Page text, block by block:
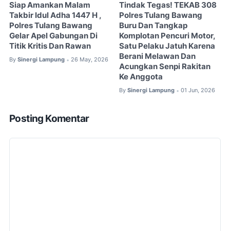
Siap Amankan Malam
Takbir Idul Adha 1447 H ,
Polres Tulang Bawang
Gelar Apel Gabungan Di
Titik Kritis Dan Rawan
By Sinergi Lampung • 26 May, 2026
Tindak Tegas! TEKAB 308
Polres Tulang Bawang
Buru Dan Tangkap
Komplotan Pencuri Motor,
Satu Pelaku Jatuh Karena
Berani Melawan Dan
Acungkan Senpi Rakitan
Ke Anggota
By Sinergi Lampung • 01 Jun, 2026
Posting Komentar